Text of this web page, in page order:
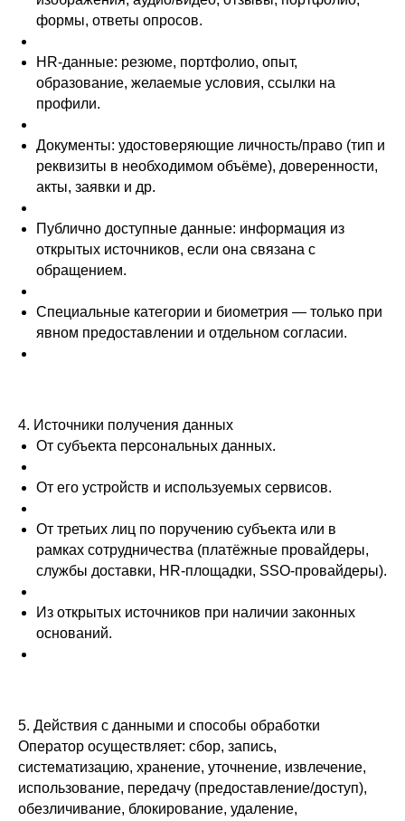
формы, ответы опросов.
HR-данные: резюме, портфолио, опыт,
образование, желаемые условия, ссылки на
профили.
Документы: удостоверяющие личность/право (тип и
реквизиты в необходимом объёме), доверенности,
акты, заявки и др.
Публично доступные данные: информация из
открытых источников, если она связана с
обращением.
Специальные категории и биометрия — только при
явном предоставлении и отдельном согласии.
4. Источники получения данных
От субъекта персональных данных.
От его устройств и используемых сервисов.
От третьих лиц по поручению субъекта или в
рамках сотрудничества (платёжные провайдеры,
службы доставки, HR-площадки, SSO-провайдеры).
Из открытых источников при наличии законных
оснований.
5. Действия с данными и способы обработки
Оператор осуществляет: сбор, запись,
систематизацию, хранение, уточнение, извлечение,
использование, передачу (предоставление/доступ),
обезличивание, блокирование, удаление,